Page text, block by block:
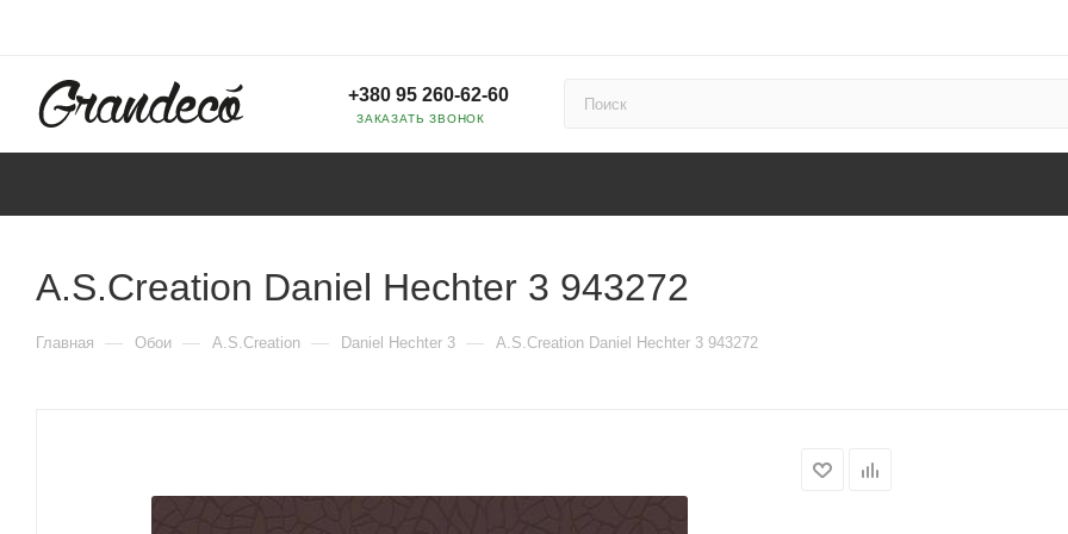
+380 95 260-62-60
ЗАКАЗАТЬ ЗВОНОК
A.S.Creation Daniel Hechter 3 943272
Главная — Обои — A.S.Creation — Daniel Hechter 3 — A.S.Creation Daniel Hechter 3 943272